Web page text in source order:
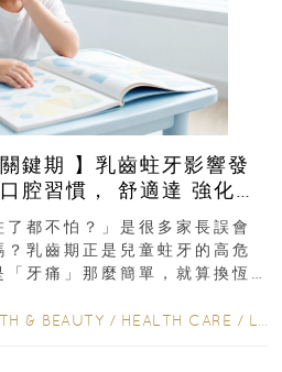
鍵期 】乳齒蛀牙影響發
舒適達 強化琺
了都不怕？」是很多家長誤會
乳齒期正是兒童蛀牙的高危
牙痛」那麼簡單，就算換恆
& BEAUTY / HEALTH CARE / LIFESTYLE